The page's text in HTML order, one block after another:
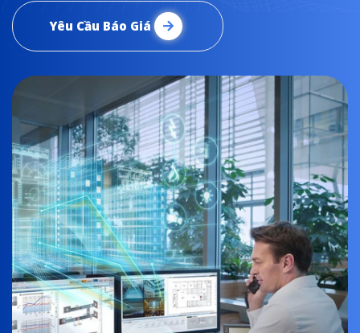
Yêu Cầu Báo Giá